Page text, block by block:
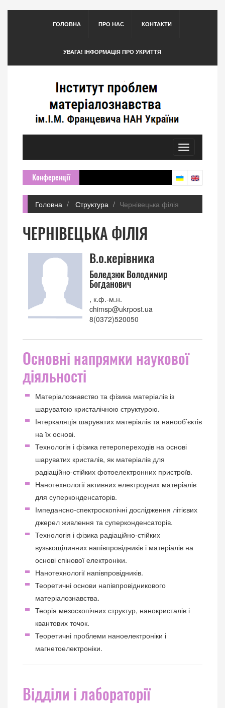
ГОЛОВНА ПРО НАС КОНТАКТИ
УВАГА! ІНФОРМАЦІЯ ПРО УКРИТТЯ
Toggle
navigation
Конференції
Головна Структура Чернівецька філія
ЧЕРНІВЕЦЬКА ФІЛІЯ
В.о.керівника
Боледзюк Володимир
Богданович
, к.ф.-м.н.
chimsp@ukrpost.ua
8(0372)520050
Основні напрямки наукової
діяльності
Матеріалознавство та фізика матеріалів із
шаруватою кристалічною структурою.
Інтеркаляція шаруватих матеріалів та нанооб’єктів
на їх основі.
Технологія і фізика гетеропереходів на основі
шаруватих кристалів, як матеріалів для
радіаційно-стійких фотоелектронних пристроїв.
Нанотехнології активних електродних матеріалів
для суперконденсаторів.
Імпедансно-спектроскопічні дослідження літієвих
джерел живлення та суперконденсаторів.
Технологія і фізика радіаційно-стійких
вузькощілинних напівпровідників і матеріалів на
основі спінової електроніки.
Нанотехнології напівпровідників.
Теоретичні основи напівпровідникового
матеріалознавства.
Теорія мезоскопічних структур, нанокристалів і
квантових точок.
Теоретичні проблеми наноелектроніки і
магнетоелектроніки.
Відділи і лабораторії